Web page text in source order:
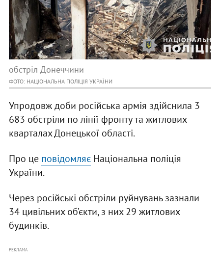
обстріл Донеччини
ФОТО: НАЦІОНАЛЬНА ПОЛІЦІЯ УКРАЇНИ
Упродовж доби російська армія здійснила 3
683 обстріли по лінії фронту та житлових
кварталах Донецької області.
Про це повідомляєНаціональна поліція
України.
Через російські обстріли руйнувань зазнали
34 цивільних об’єкти, з них 29 житлових
будинків.
РЕКЛАМА